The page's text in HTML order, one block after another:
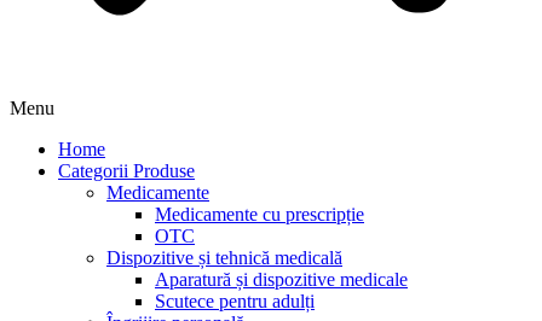
Menu
Home
Categorii Produse
Medicamente
Medicamente cu prescripție
OTC
Dispozitive și tehnică medicală
Aparatură și dispozitive medicale
Scutece pentru adulți